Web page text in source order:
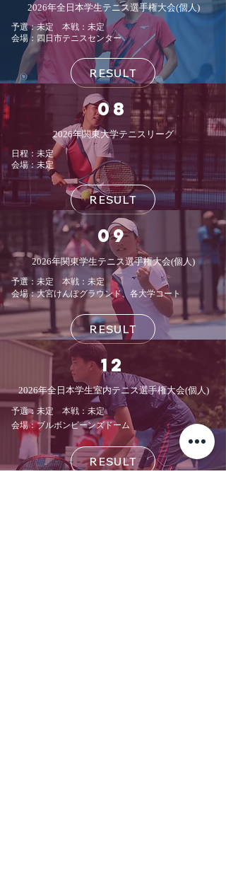
2026年全日本学生テニス選手権大会(個人)
予選：未定 本戦：未定
会場：四日市テニスセンター
RESULT
08
​2026年関東大学テニスリーグ
日程：未定
会場：未定
RESULT
09
2026年関東学生テニス選手権大会(個人)
​予選：未定 本戦：未定
会場：大宮けんぽグラウンド、各大学コート
RESULT
​12
2026年全日本学生室内テニス選手権大会(個人)
予選：未定 本戦：未定
会場：ブルボンビーンズドーム
RESULT